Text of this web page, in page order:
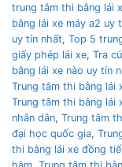
trung tâm thi bằng lái
bằng lái xe máy a2 uy
uy tín nhất, Top 5
giấy phép lái xe, Tra
bằng lái xe nào uy tín
Trung tâm thi bằng lái
Trung tâm thi bằng lái
nhân dân, Trung tâm
đại học quốc gia,
thi bằng lái xe đồng